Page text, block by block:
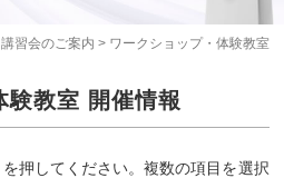
講習会のご案内 > ワークショップ・体験教室
験教室 開催情報
押してください。複数の項目を選択